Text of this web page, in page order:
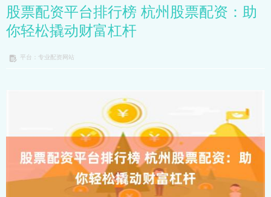
股票配资平台排行榜 杭州股票配资：助
你轻松撬动财富杠杆
平台：专业配资网站